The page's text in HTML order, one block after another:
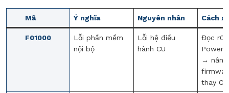
Mã Ý nghĩa Nguyên nhân Cách
F01000
Lỗi phần mềm
nội bộ
Lỗi hệ điều
hành CU
Đọc
Power
→ nâng
thay CU